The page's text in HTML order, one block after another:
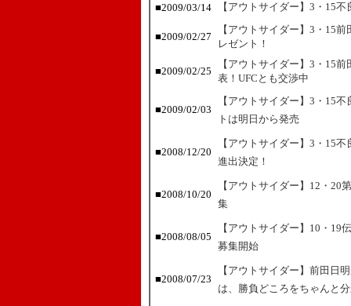
■2009/03/14
【アウトサイダー】3・15
■2009/02/27
【アウトサイダー】3・15
レゼント！
■2009/02/25
【アウトサイダー】3・15
表！UFCとも交渉中
■2009/02/03
【アウトサイダー】3・15
トは明日から発売
■2008/12/20
【アウトサイダー】3・15
進出決定！
■2008/10/20
【アウトサイダー】12・20
集
■2008/08/05
【アウトサイダー】10・19
募集開始
■2008/07/23
【アウトサイダー】前田日
は、勝負どころをちゃんと